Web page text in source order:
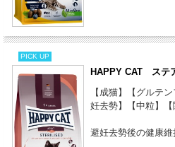
PICK UP
HAPPY CAT ステ
【成猫】【グルテ
妊去勢】【中粒】【
避妊去勢後の健康